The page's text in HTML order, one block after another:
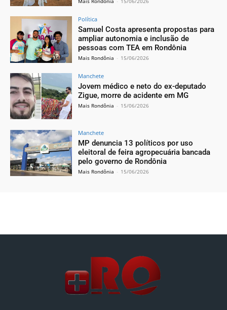
Política
Samuel Costa apresenta propostas para
ampliar autonomia e inclusão de
pessoas com TEA em Rondônia
Mais Rondônia - 15/06/2026
Manchete
Jovem médico e neto do ex-deputado
Zigue, morre de acidente em MG
Mais Rondônia - 15/06/2026
Manchete
MP denuncia 13 políticos por uso
eleitoral de feira agropecuária bancada
pelo governo de Rondônia
Mais Rondônia - 15/06/2026